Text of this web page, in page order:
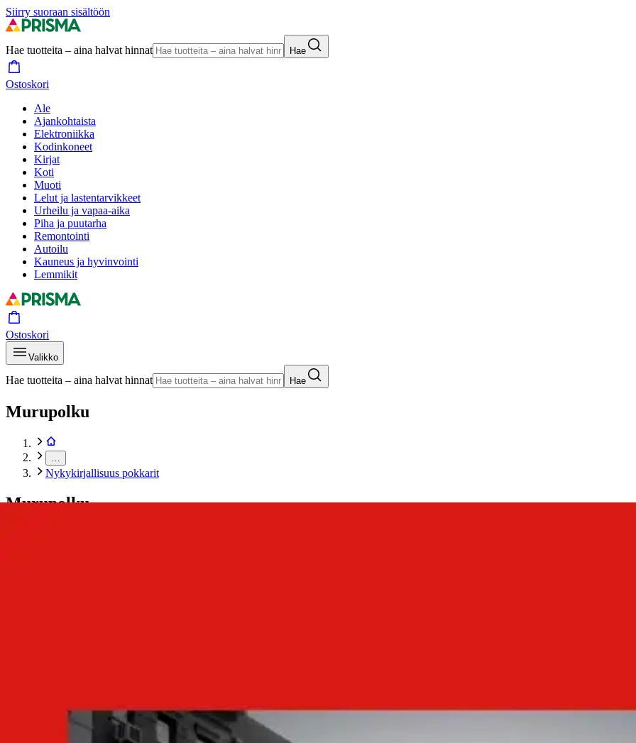
Siirry suoraan sisältöön
Hae tuotteita – aina halvat hinnat Hae
Ostoskori
Ale
Ajankohtaista
Elektroniikka
Kodinkoneet
Kirjat
Koti
Muoti
Lelut ja lastentarvikkeet
Urheilu ja vapaa-aika
Piha ja puutarha
Remontointi
Autoilu
Kauneus ja hyvinvointi
Lemmikit
Ostoskori
Valikko
Hae tuotteita – aina halvat hinnat Hae
Murupolku
Nykykirjallisuus pokkarit
Murupolku
Avaa kuva suurempana
Karusellin nuolipainikkeet